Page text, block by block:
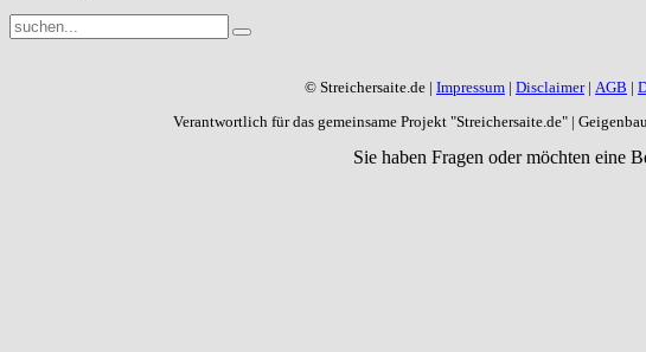
© Streichersaite.de | Impressum | Disclaimer| AGB |
Verantwortlich für das gemeinsame Projekt "Streichersaite.de" |
Sie haben Fragen oder möchten eine